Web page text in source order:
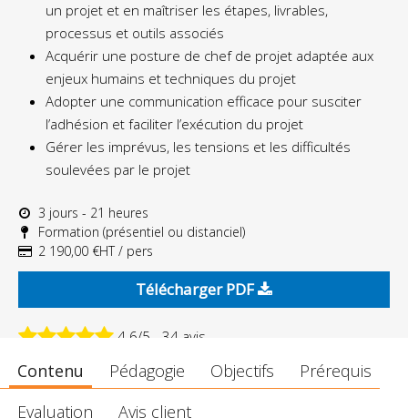
un projet et en maîtriser les étapes, livrables,
processus et outils associés
Acquérir une posture de chef de projet adaptée aux
enjeux humains et techniques du projet
Adopter une communication efficace pour susciter
l’adhésion et faciliter l’exécution du projet
Gérer les imprévus, les tensions et les difficultés
soulevées par le projet
3 jours - 21 heures
Formation (présentiel ou distanciel)
2 190,00 €HT / pers
Télécharger PDF
4.6/5 - 34 avis
Contenu Pédagogie Objectifs
Prérequis
Evaluation
Avis client